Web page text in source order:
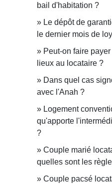
bail d'habitation ?
Le dépôt de
le dernier mois de
Peut-on faire
lieux au locataire ?
Dans quel cas
avec l'Anah ?
Logement
qu'apporte
?
Couple marié
quelles sont les
Couple pacsé